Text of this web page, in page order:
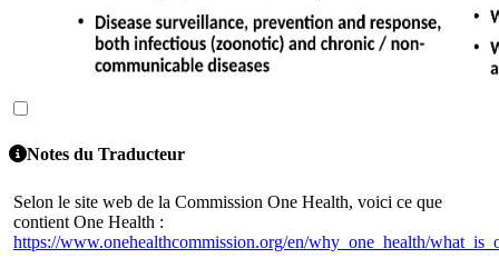
Notes du Traducteur
Selon le site web de la Commission One Health, voici ce que
contient One Health :
https://www.onehealthcommission.org/en/why_one_health/